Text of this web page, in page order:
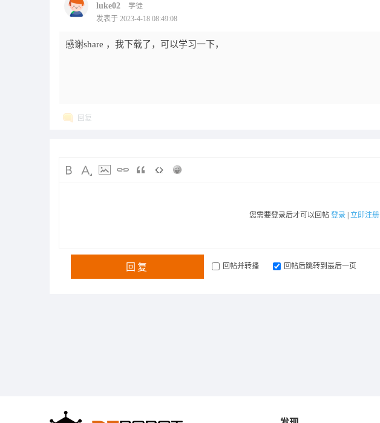
luke02
学徒
发表于 2023-4-18 08:49:08
感谢share ，我下载了，可以学习一下，
回复
您需要登录后才可以回帖 登录 立即注册
回复 回帖并转播 回帖后跳转到最后一页